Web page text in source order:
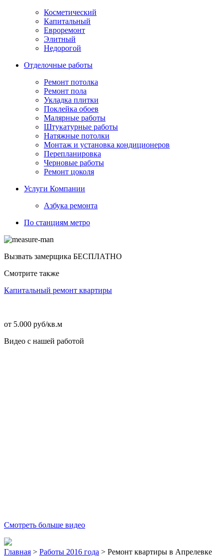
Косметический
Капитальный
Евроремонт
Элитный
Недорогой
Отделочные работы
Ремонт потолка
Ремонт пола
Укладка плитки
Поклейка обоев
Малярные работы
Штукатурные работы
Натяжные потолки
Монтаж и установка кондиционеров
Перепланировка
Черновые работы
Ремонт цоколя
Услуги Компании
Азбука ремонта
По станциям метро
Вызвать замерщика БЕСПЛАТНО
Смотрите также
Капитальный ремонт квартиры
от 5.000 руб/кв.м
Видео с нашей работой
Смотреть больше видео
Главная > Работы 2016 года > Ремонт квартиры в Апрелевке